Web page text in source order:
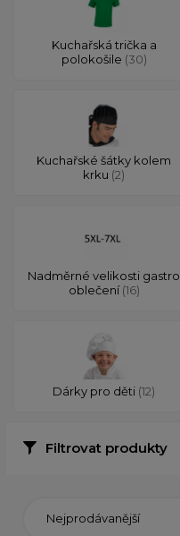
Kuchařská trička a
polokošile (30)
Kuchařské šátky kolem
krku (2)
Nadměrné velikosti gastro
oblečení(16)
Dárky pro děti (12)
Filtrovat produkty
Nejprodávanější